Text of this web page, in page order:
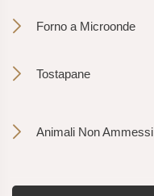
Forno a Microonde
Tostapane
Animali Non Ammessi